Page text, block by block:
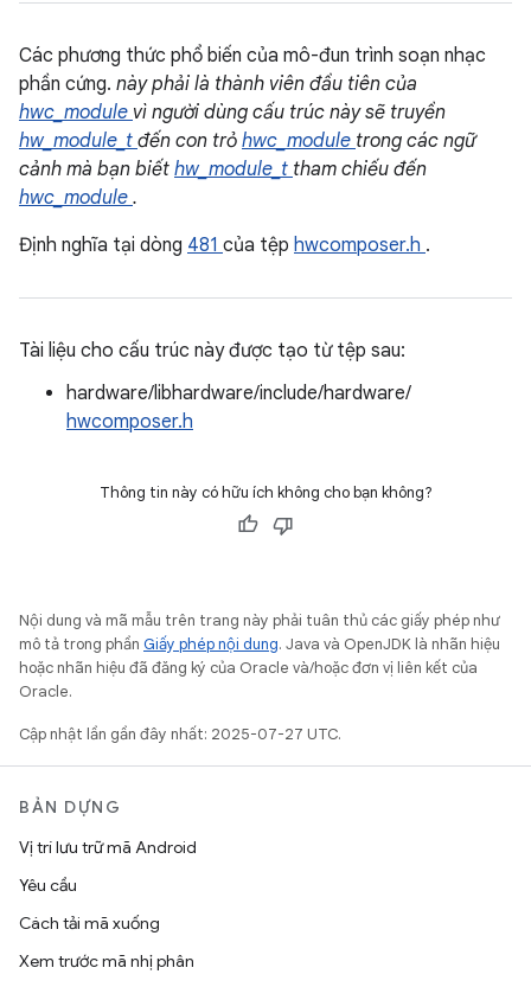
Các phương thức phổ biến của mô-đun trình soạn nhạc
phần cứng. này phải là thành viên đầu tiên của
hwc_module vì người dùng cấu trúc này sẽ truyền
hw_module_t đến con trỏ hwc_module trong các ngữ
cảnh mà bạn biết hw_module_t tham chiếu đến
hwc_module .
Định nghĩa tại dòng 481 của tệp hwcomposer.h .
Tài liệu cho cấu trúc này được tạo từ tệp sau:
hardware/libhardware/include/hardware/
hwcomposer.h
Thông tin này có hữu ích không cho bạn không?
Nội dung và mã mẫu trên trang này phải tuân thủ các giấy phép như
mô tả trong phần Giấy phép nội dung. Java và OpenJDK là nhãn hiệu
hoặc nhãn hiệu đã đăng ký của Oracle và/hoặc đơn vị liên kết của
Oracle.
Cập nhật lần gần đây nhất: 2025-07-27 UTC.
BẢN DỰNG
Vị trí lưu trữ mã Android
Yêu cầu
Cách tải mã xuống
Xem trước mã nhị phân